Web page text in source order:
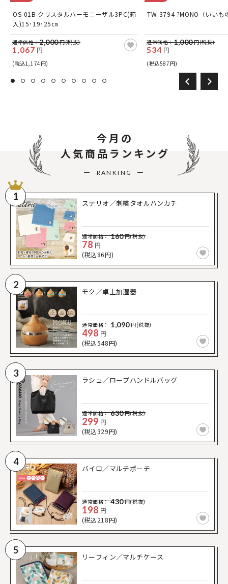
OS-01B クリスタルハーモニーザル3PC(箱
入)15･19･25㎝
通常価格：2,000円(税抜)
1,067 円
(税込1,174円)
TW-3794 ?MONO（いいも
通常価格：1,000円(税抜)
534 円
(税込587円)
今月の
人気商品ランキング
RANKING
1
ステリオ／刺繍タオルハンカチ
通常価格： 160円(税抜)
78 円
(税込86円)
2
モク／卓上加湿器
通常価格： 1,090円(税抜)
498 円
(税込548円)
3
ラシュ／ロープハンドルバッグ
通常価格： 630円(税抜)
299 円
(税込329円)
4
バイロ／マルチポーチ
通常価格： 430円(税抜)
198 円
(税込218円)
5
リーフィン／マルチケース